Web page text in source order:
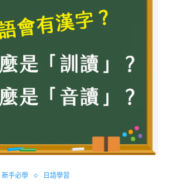
新手必學 日語學習